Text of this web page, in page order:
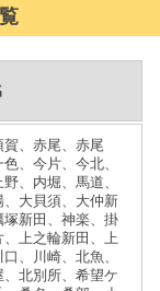
、赤尾、赤尾
、今片、今北、
、内堀、馬道、
大貝須、大仲新
塚新田、神楽、掛
上之輪新田、上
、川崎、北魚、
北別所、希望ケ